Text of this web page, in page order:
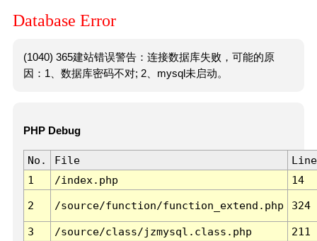
Database Error
(1040) 365建站错误警告：连接数据库失败，可能的原
因：1、数据库密码不对; 2、mysql未启动。
PHP Debug
No. File
Line
1
/index.php 14
2 /source/function/function_extend.php 324
3 /source/class/jzmysql.class.php
211